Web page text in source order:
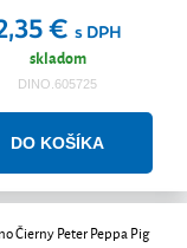
€ s DPH
skladom
DINO.605725